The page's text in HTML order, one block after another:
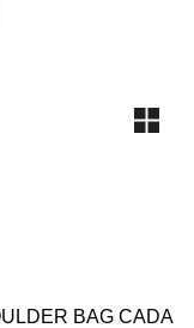
BAG CADA